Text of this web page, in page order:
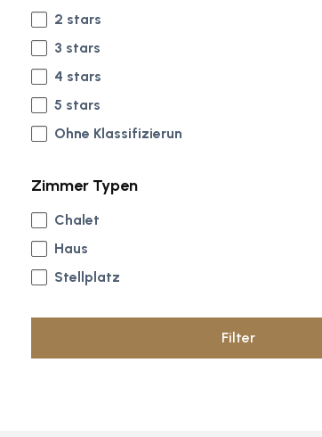
2 stars
3 stars
4 stars
5 stars
Ohne Klassifizierun
Zimmer Typen
Chalet
Haus
Stellplatz
Filter